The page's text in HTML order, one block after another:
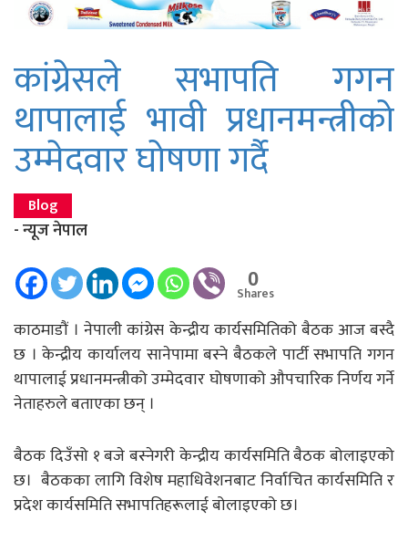
कांग्रेसले सभापति गगन
थापालाई भावी प्रधानमन्त्रीको
उम्मेदवार घोषणा गर्दै
Blog
- न्यूज नेपाल
0
Shares
काठमाडौं । नेपाली कांग्रेस केन्द्रीय कार्यसमितिको बैठक आज बस्दै
छ । केन्द्रीय कार्यालय सानेपामा बस्ने बैठकले पार्टी सभापति गगन
थापालाई प्रधानमन्त्रीको उम्मेदवार घोषणाको औपचारिक निर्णय गर्ने
नेताहरुले बताएका छन् ।
बैठक दिउँसो १ बजे बस्नेगरी केन्द्रीय कार्यसमिति बैठक बोलाइएको
छ। बैठकका लागि विशेष महाधिवेशनबाट निर्वाचित कार्यसमिति र
प्रदेश कार्यसमिति सभापतिहरूलाई बोलाइएको छ।